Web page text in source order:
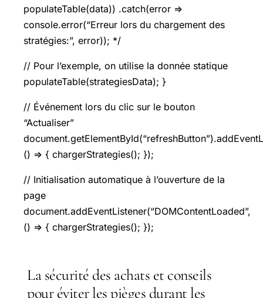
populateTable(data)) .catch(error =>
console.error(“Erreur lors du chargement des
stratégies:”, error)); */
// Pour l’exemple, on utilise la donnée statique
populateTable(strategiesData); }
// Événement lors du clic sur le bouton
“Actualiser”
() => { chargerStrategies(); });
// Initialisation automatique à l’ouverture de la
page
document.addEventListener(“DOMContentLoaded”,
() => { chargerStrategies(); });
La sécurité des achats et conseils
pour éviter les pièges durant les